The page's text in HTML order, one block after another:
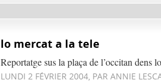
lo mercat a la tele
Reportatge sus la plaça de l’occitan dens
LUNDI 2 FÉVRIER 2004, PAR ANNIE